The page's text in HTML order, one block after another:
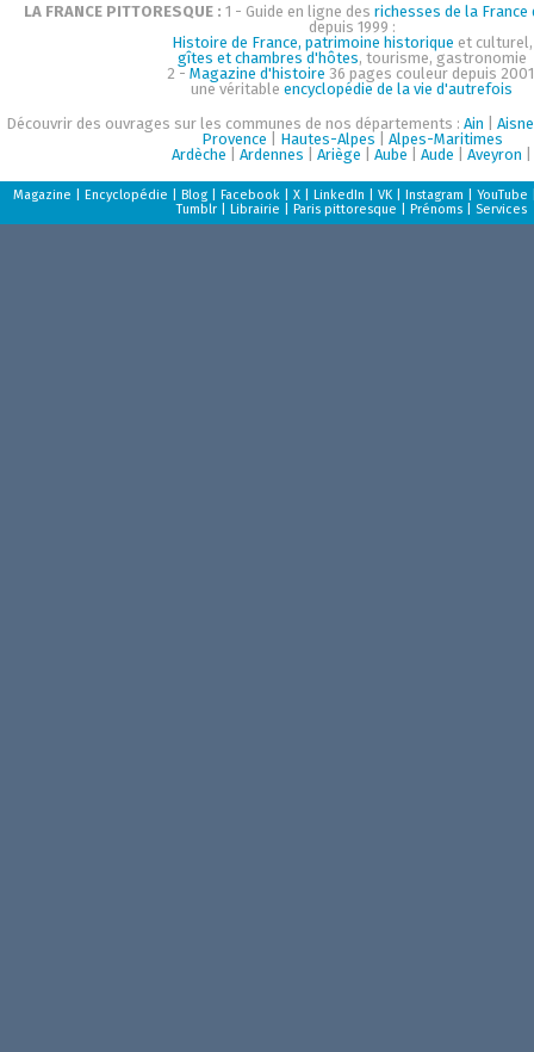
LA FRANCE PITTORESQUE : 1 - Guide en ligne des richesses de la
depuis 1999 :
Histoire de France, patrimoine historique et culturel,
gîtes et chambres d'hôtes, tourisme, gastronomie
2 - Magazine d'histoire 36 pages couleur depuis
une véritable encyclopédie de la vie d'autrefois
Découvrir des ouvrages sur les communes de nos départements : Ain
Aisne
Provence
Hautes-Alpes
Alpes-Maritimes
Ardèche
Ardennes Ariège Aube Aude Aveyron
Magazine Encyclopédie Blog Facebook X LinkedIn VK Instagram YouTube
Tumblr
Librairie Paris pittoresque Prénoms Services